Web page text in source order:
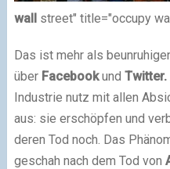
wallstreet" title="occupy
Das ist mehr als
über Facebookund Twitter.
Industrie nutz mit allen
aus: sie erschöpfen und
deren Tod noch. Das
geschah nach dem Tod von